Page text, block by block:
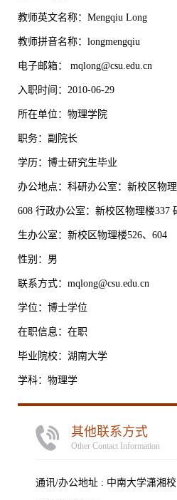
教师英文名称：Mengqiu Long
教师拼音名称：longmengqiu
电子邮箱： mqlong@csu.edu.cn
入职时间：2010-06-29
所在单位：物理学院
职务：副院长
学历：博士研究生毕业
办公地点：科研办公室：新校区物
608 行政办公室：新校区物理楼337
生办公室：新校区物理楼526、604
性别：男
联系方式：mqlong@csu.edu.cn
学位：博士学位
在职信息：在职
毕业院校：湖南大学
学科：物理学
其他联系方式
Other Contact Information
通讯/办公地址 : 中南大学潇湘校